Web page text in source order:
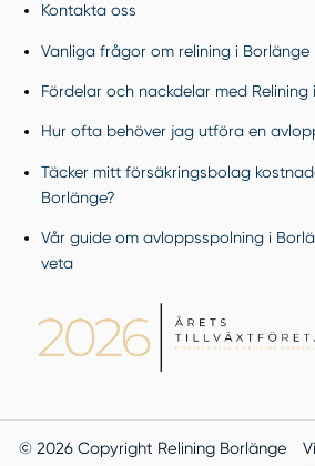
Kontakta oss
Vanliga frågor om relining i Borlänge
Fördelar och nackdelar med Relining
Hur ofta behöver jag utföra en
Täcker mitt försäkringsbolag
Borlänge?
Vår guide om avloppsspolning i
veta
© 2026 Copyright Relining Borlänge